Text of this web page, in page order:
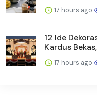
17 hours ago
12 Ide
Kardus
17 hours ago